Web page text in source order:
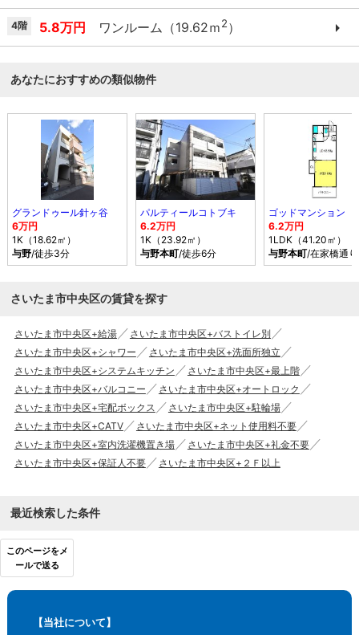
4階 5.8万円 ワンルーム（19.62ｍ2）
あなたにおすすめの類似物件
グランドゥール針ヶ谷
6万円
1K（18.62㎡）
与野/徒歩3分
パルティールコトブキ
6.2万円
1K（23.92㎡）
与野本町/徒歩6分
ゴッドマンション
6.2万円
1LDK（41.20㎡）
与野本町/在家橋通
さいたま市中央区の賃貸を探す
さいたま市中央区+給湯
さいたま市中央区+バストイレ別
さいたま市中央区+シャワー
さいたま市中央区+洗面所独立
さいたま市中央区+システムキッチン
さいたま市中央区+最上階
さいたま市中央区+バルコニー
さいたま市中央区+オートロック
さいたま市中央区+宅配ボックス
さいたま市中央区+駐輪場
さいたま市中央区+CATV
さいたま市中央区+ネット使用料不要
さいたま市中央区+室内洗濯機置き場
さいたま市中央区+礼金不要
さいたま市中央区+保証人不要
さいたま市中央区+２Ｆ以上
最近検索した条件
このページをメ
ールで送る
【当社について】